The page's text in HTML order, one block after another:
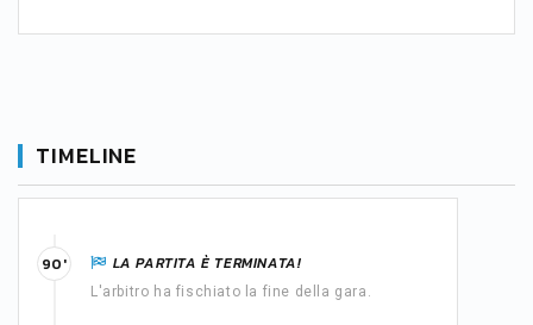
TIMELINE
LA PARTITA È TERMINATA!
L'arbitro ha fischiato la fine della gara.
90'